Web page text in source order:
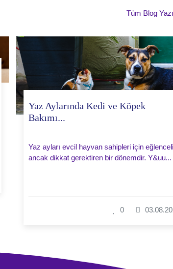
Tüm Blog
Yaz Aylarında Kedi ve Köpek
Bakımı...
Yaz ayları evcil hayvan sahipleri için eğlenceli
ancak dikkat gerektiren bir dönemdir. Y&uu...
0